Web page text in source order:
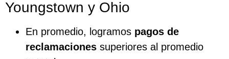
Youngstown y Ohio
En promedio, logramos pagos de
reclamaciones superiores al promedio